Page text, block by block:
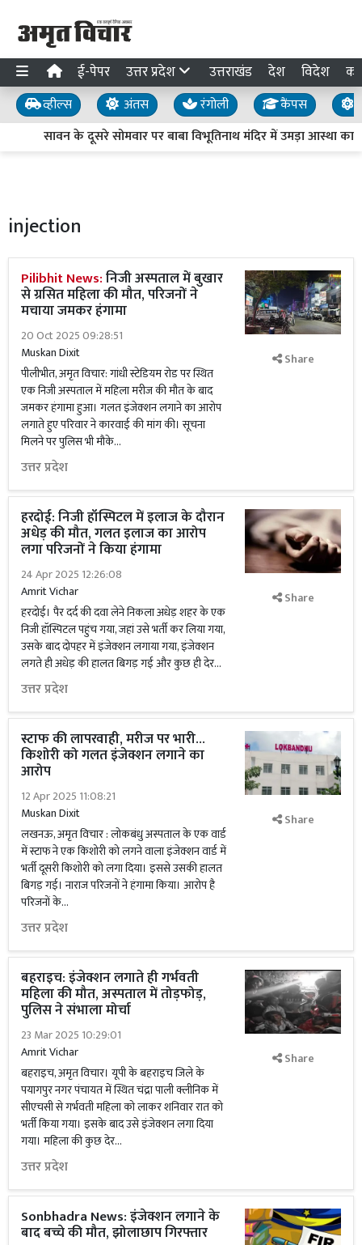
ई-पेपर उत्तर प्रदेश उत्तराखंड देश विदेश
व्हील्स अंतस रंगोली कैंपस
सावन के दूसरे सोमवार पर बाबा विभूतिनाथ मंदिर में उमड़ा आस्था का
injection
Pilibhit News:निजी अस्पताल में बुखार
से ग्रसित महिला की मौत, परिजनों ने
मचाया जमकर हंगामा
20 Oct 2025 09:28:51
Muskan Dixit
पीलीभीत, अमृत विचार: गांधी स्टेडियम रोड पर स्थित
एक निजी अस्पताल में महिला मरीज की मौत के बाद
जमकर हंगामा हुआ। गलत इंजेक्शन लगाने का आरोप
लगाते हुए परिवार ने कारवाई की मांग की। सूचना
मिलने पर पुलिस भी मौके...
उत्तर प्रदेश
Share
हरदोई: निजी हॉस्पिटल में इलाज के दौरान
अधेड़ की मौत, गलत इलाज का आरोप
लगा परिजनों ने किया हंगामा
24 Apr 2025 12:26:08
Amrit Vichar
हरदोई। पैर दर्द की दवा लेने निकला अधेड़ शहर के एक
निजी हॉस्पिटल पहुंच गया, जहां उसे भर्ती कर लिया गया,
उसके बाद दोपहर में इंजेक्शन लगाया गया, इंजेक्शन
लगते ही अधेड़ की हालत बिगड़ गई और कुछ ही देर...
उत्तर प्रदेश
Share
स्टाफ की लापरवाही, मरीज पर भारी...
किशोरी को गलत इंजेक्शन लगाने का
आरोप
12 Apr 2025 11:08:21
Muskan Dixit
लखनऊ, अमृत विचार : लोकबंधु अस्पताल के एक वार्ड
में स्टाफ ने एक किशोरी को लगने वाला इंजेक्शन वार्ड में
भर्ती दूसरी किशोरी को लगा दिया। इससे उसकी हालत
बिगड़ गई। नाराज परिजनों ने हंगामा किया। आरोप है
परिजनों के...
उत्तर प्रदेश
Share
बहराइच: इंजेक्शन लगाते ही गर्भवती
महिला की मौत, अस्पताल में तोड़फोड़,
पुलिस ने संभाला मोर्चा
23 Mar 2025 10:29:01
Amrit Vichar
बहराइच, अमृत विचार। यूपी के बहराइच जिले के
पयागपुर नगर पंचायत में स्थित चंद्रा पाली क्लीनिक में
सीएचसी से गर्भवती महिला को लाकर शनिवार रात को
भर्ती किया गया। इसके बाद उसे इंजेक्शन लगा दिया
गया। महिला की कुछ देर...
उत्तर प्रदेश
Share
Sonbhadra News: इंजेक्शन लगाने के
बाद बच्चे की मौत, झोलाछाप गिरफ्तार